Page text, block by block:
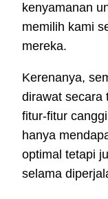
kenyamanan
memilih kami
mereka.
Kerenanya,
dirawat secara
fitur-fitur
hanya
optimal tetapi
selama